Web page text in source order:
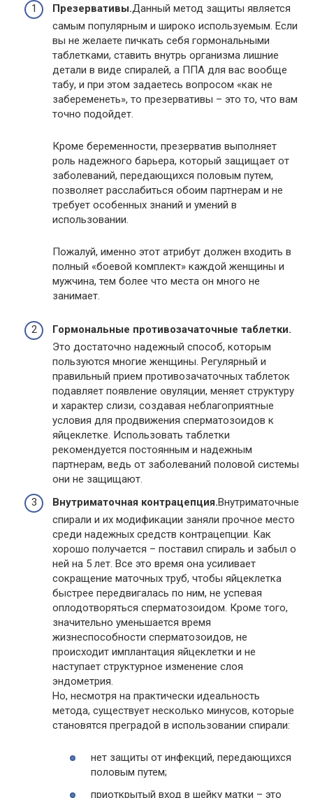
Презервативы.Данный метод защиты является
самым популярным и широко используемым. Если
вы не желаете пичкать себя гормональными
таблетками, ставить внутрь организма лишние
детали в виде спиралей, а ППА для вас вообще
табу, и при этом задаетесь вопросом «как не
забеременеть», то презервативы – это то, что вам
точно подойдет.
Кроме беременности, презерватив выполняет
роль надежного барьера, который защищает от
заболеваний, передающихся половым путем,
позволяет расслабиться обоим партнерам и не
требует особенных знаний и умений в
использовании.
Пожалуй, именно этот атрибут должен входить в
полный «боевой комплект» каждой женщины и
мужчина, тем более что места он много не
занимает.
Гормональные противозачаточные таблетки.
Это достаточно надежный способ, которым
пользуются многие женщины. Регулярный и
правильный прием противозачаточных таблеток
подавляет появление овуляции, меняет структуру
и характер слизи, создавая неблагоприятные
условия для продвижения сперматозоидов к
яйцеклетке. Использовать таблетки
рекомендуется постоянным и надежным
партнерам, ведь от заболеваний половой системы
они не защищают.
Внутриматочная контрацепция.Внутриматочные
спирали и их модификации заняли прочное место
среди надежных средств контрацепции. Как
хорошо получается – поставил спираль и забыл о
ней на 5 лет. Все это время она усиливает
сокращение маточных труб, чтобы яйцеклетка
быстрее передвигалась по ним, не успевая
оплодотворяться сперматозоидом. Кроме того,
значительно уменьшается время
жизнеспособности сперматозоидов, не
происходит имплантация яйцеклетки и не
наступает структурное изменение слоя
эндометрия.
Но, несмотря на практически идеальность
метода, существует несколько минусов, которые
становятся преградой в использовании спирали:
нет защиты от инфекций, передающихся
половым путем;
приоткрытый вход в шейку матки – это